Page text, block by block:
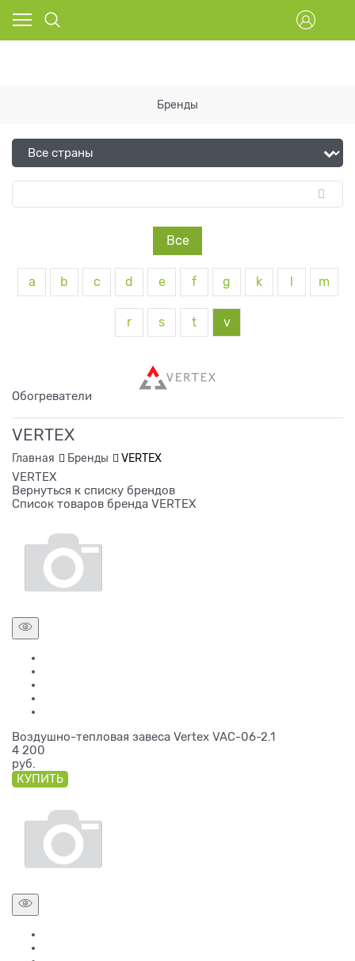
Бренды
Все
a b c d e f g k m
r s t v
Обогреватели
VERTEX
Главная Бренды
VERTEX
VERTEX
Вернуться к списку брендов
Список товаров бренда VERTEX
Воздушно-тепловая завеса Vertex VAC-06-2.1
4 200
руб.
КУПИТЬ